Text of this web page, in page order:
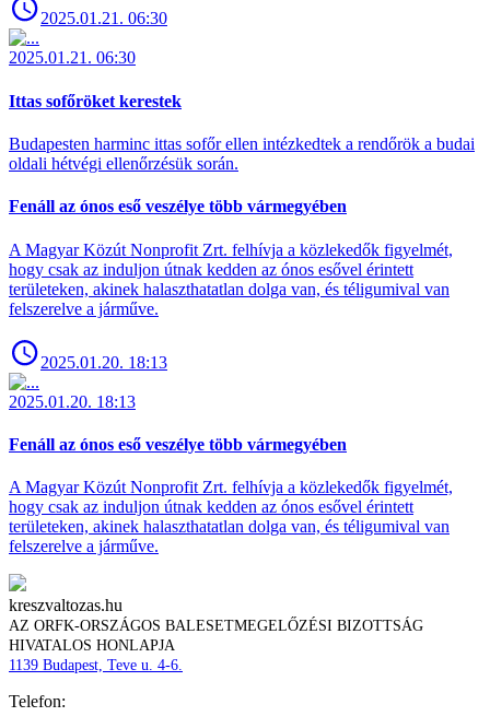
2025.01.21. 06:30
2025.01.21. 06:30
Ittas sofőröket kerestek
Budapesten harminc ittas sofőr ellen intézkedtek a rendőrök a budai
oldali hétvégi ellenőrzésük során.
Fenáll az ónos eső veszélye több vármegyében
A Magyar Közút Nonprofit Zrt. felhívja a közlekedők figyelmét,
hogy csak az induljon útnak kedden az ónos esővel érintett
területeken, akinek halaszthatatlan dolga van, és téligumival van
felszerelve a járműve.
2025.01.20. 18:13
2025.01.20. 18:13
Fenáll az ónos eső veszélye több vármegyében
A Magyar Közút Nonprofit Zrt. felhívja a közlekedők figyelmét,
hogy csak az induljon útnak kedden az ónos esővel érintett
területeken, akinek halaszthatatlan dolga van, és téligumival van
felszerelve a járműve.
kreszvaltozas.hu
AZ ORFK-ORSZÁGOS BALESETMEGELŐZÉSI BIZOTTSÁG
HIVATALOS HONLAPJA
1139 Budapest, Teve u. 4-6.
Telefon: